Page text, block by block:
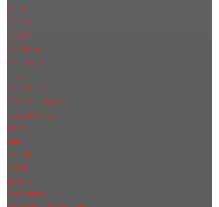
Gucci
Guerlain
Hermes
Hugo Boss
Issey Miyake
Jaguar
James Bond
Jean Paul Gaultier
Joaquin Сortes
Kilian
Kenzo
Lacoste
Lanvin
Le Labo
Louis Vuitton